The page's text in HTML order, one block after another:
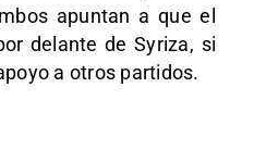
apuntan a que el
delante de Syriza, si
a otros partidos.